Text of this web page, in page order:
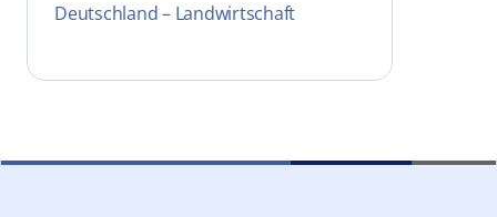
Deutschland – Landwirtschaft